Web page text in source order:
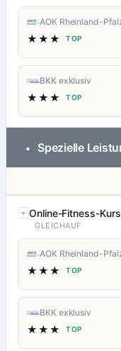
AOK Rheinland-
★★★ TOP
BKK exklusiv
★★★ TOP
• Spezielle
Online-Fitness-
GLEICHAUF
AOK Rheinland-
★★★ TOP
BKK exklusiv
★★★ TOP